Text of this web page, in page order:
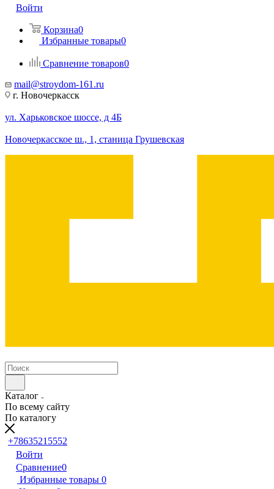
Войти
Корзина0
Избранные товары0
Сравнение товаров0
mail@stroydom-161.ru
г. Новочеркасск
ул. Харьковское шоссе, д 4Б
Новочеркасское ш., 1, станица Грушевская
Каталог
По всему сайту
По каталогу
+78635215552
Войти
Сравнение0
Избранные товары 0